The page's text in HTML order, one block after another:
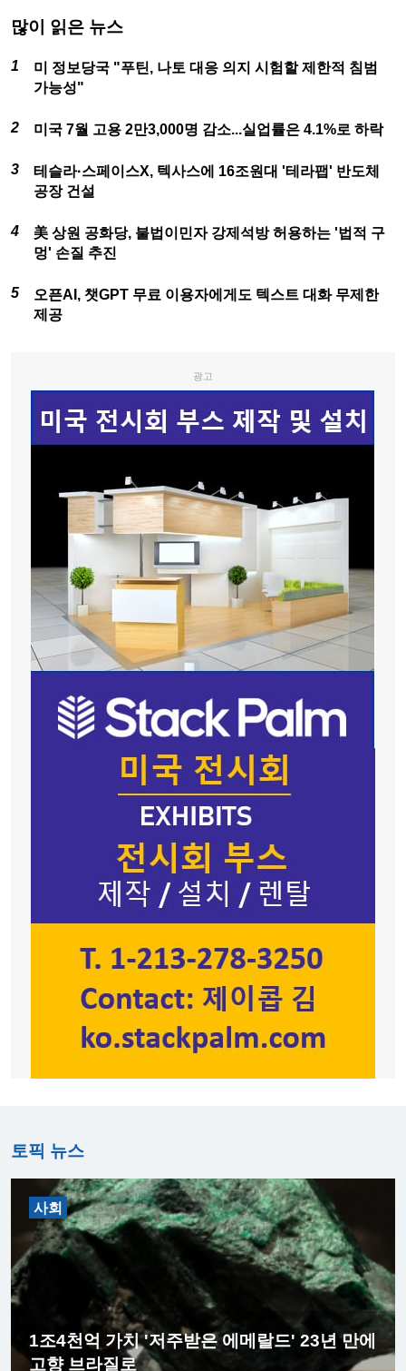
많이 읽은 뉴스
미 정보당국 "푸틴, 나토 대응 의지 시험할 제한적 침범
가능성"
미국 7월 고용 2만3,000명 감소...실업률은 4.1%로 하락
테슬라·스페이스X, 텍사스에 16조원대 '테라팹' 반도체
공장 건설
美 상원 공화당, 불법이민자 강제석방 허용하는 '법적 구
멍' 손질 추진
오픈AI, 챗GPT 무료 이용자에게도 텍스트 대화 무제한
제공
토픽 뉴스
사회
1조4천억 가치 '저주받은 에메랄드' 23년 만에
고향 브라질로